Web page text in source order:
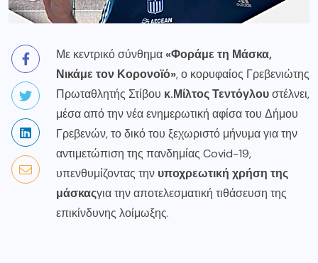
Με κεντρικό σύνθημα«Φοράμε τη Μάσκα,
Νικάμε τον Κορονοϊό», ο κορυφαίος Γρεβενιώτης
Πρωταθλητής Στίβου κ.Μίλτος Τεντόγλουστέλνει,
μέσα από την νέα ενημερωτική αφίσα του Δήμου
Γρεβενών, το δικό του ξεχωριστό μήνυμα για την
αντιμετώπιση της πανδημίας Covid-19,
υπενθυμίζοντας την υποχρεωτική χρήση της
μάσκαςγια την αποτελεσματική τιθάσευση της
επικίνδυνης λοίμωξης.